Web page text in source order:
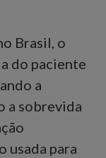
Brasil, o
do paciente
a
a sobrevida
usada para